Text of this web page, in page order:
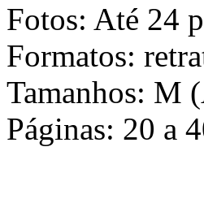
Fotos: Até 24
Formatos:
Tamanhos: M
Páginas: 20 a